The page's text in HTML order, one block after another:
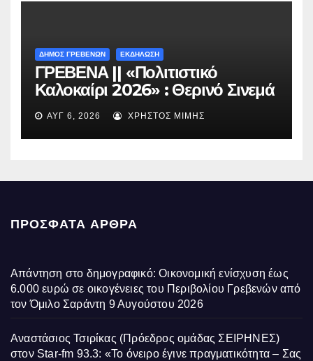
ΔΗΜΟΣ ΓΡΕΒΕΝΩΝ ΕΚΔΗΛΩΣΗ
ΓΡΕΒΕΝΑ || «Πολιτιστικό
Καλοκαίρι 2026» : Θερινό Σινεμά
με την βραβευμένη ταινία
«Μικρές Ανάσες».
ΑΥΓ 6, 2026 ΧΡΉΣΤΟΣ ΜΊΜΗΣ
ΠΡΌΣΦΑΤΑ ΆΡΘΡΑ
Απάντηση στο δημογραφικό: Οικονομική ενίσχυση έως
6.000 ευρώ σε οικογένειες του Περιβολίου Γρεβενών από
τον Όμιλο Σαράντη 9 Αυγούστου 2026
Αναστάσιος Τσιρίκας (Πρόεδρος ομάδας ΣΕΙΡΗΝΕΣ)
στον Star-fm 93.3: «Το όνειρο έγινε πραγματικότητα – Σας